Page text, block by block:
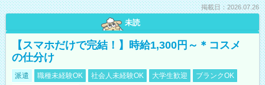
掲載日：2026.07.26
未読
【スマホだけで完結！】時給1,300円～＊コスメ
の仕分け
派遣 職種未経験OK 社会人未経験OK 大学生歓迎
ブランクOK